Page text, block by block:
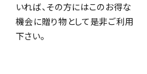
いれば、その方にはこのお得な
機会に贈り物として是非ご利用
下さい。